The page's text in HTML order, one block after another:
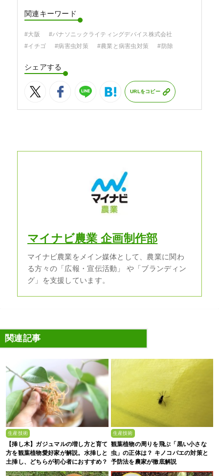
関連キーワード
#大阪
#パナソニックライティングデバイス株式会社
#イチゴ
#病害虫対策 #農業と病害虫対策 #防除
シェアする
URLをコピー
マイナビ農業 企画制作部
マイナビ農業をメイン媒体として、農業に関わ
る方々の「広報・宣伝活動」 や「ブランディン
グ」を支援しています。
関連記事
生産技術
【挿し木】ガジュマルの増し方と育て
方を観葉植物愛好家が解説。水挿しと
土挿し、どちらが初心者におすすめ？
生産技術
観葉植物の周りを飛ぶ「黒い小さな
虫」の正体は？ キノコバエの対策と
予防法を農家が徹底解説